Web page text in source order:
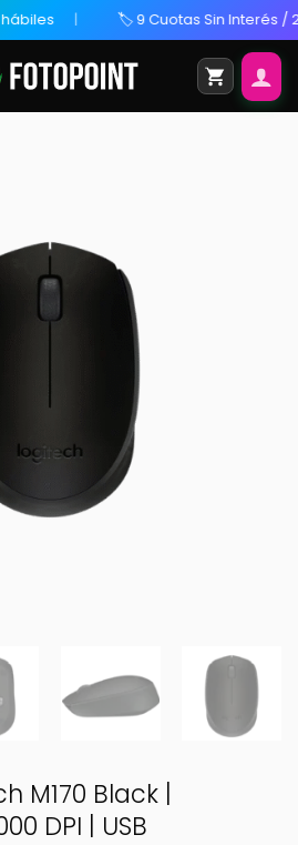
🏷️ 9 Cuotas Sin Interés / 20%
M170 Black |
DPI | USB